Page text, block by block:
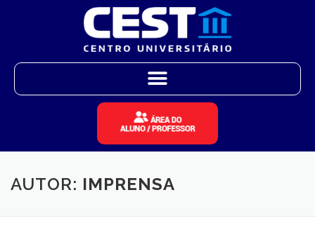
AUTOR: IMPRENSA